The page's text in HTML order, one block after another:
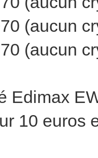
(aucun
(aucun
Edimax
10 euros